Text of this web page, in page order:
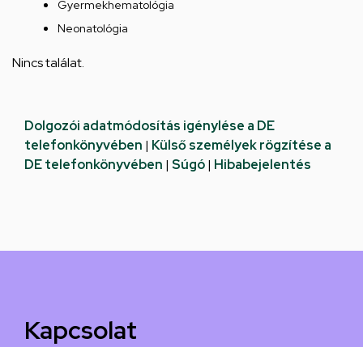
Gyermekhematológia
Neonatológia
Nincs találat.
Dolgozói adatmódosítás igénylése a DE
telefonkönyvében | Külső személyek rögzítése a
DE telefonkönyvében | Súgó| Hibabejelentés
Kapcsolat